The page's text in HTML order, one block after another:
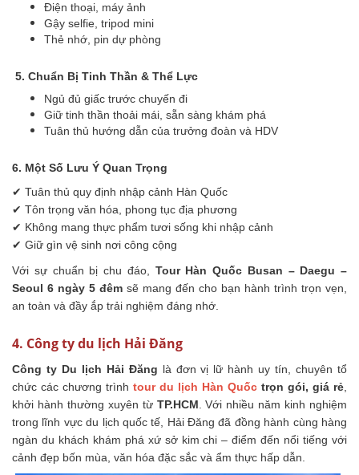
Điện thoại, máy ảnh
Gậy selfie, tripod mini
Thẻ nhớ, pin dự phòng
5. Chuẩn Bị Tinh Thần & Thể Lực
Ngủ đủ giấc trước chuyến đi
Giữ tinh thần thoải mái, sẵn sàng khám phá
Tuân thủ hướng dẫn của trưởng đoàn và HDV
6. Một Số Lưu Ý Quan Trọng
✔ Tuân thủ quy định nhập cảnh Hàn Quốc
✔ Tôn trọng văn hóa, phong tục địa phương
✔ Không mang thực phẩm tươi sống khi nhập cảnh
✔ Giữ gìn vệ sinh nơi công cộng
Với sự chuẩn bị chu đáo, Tour Hàn Quốc Busan – Daegu –
Seoul 6 ngày 5 đêm sẽ mang đến cho bạn hành trình trọn vẹn,
an toàn và đầy ắp trải nghiệm đáng nhớ.
4. Công ty du lịch Hải Đăng
Công ty Du lịch Hải Đăng là đơn vị lữ hành uy tín, chuyên tổ
chức các chương trình tour du lịch Hàn Quốc trọn gói, giá rẻ
khởi hành thường xuyên từ TP.HCM . Với nhiều năm kinh nghiệm
trong lĩnh vực du lịch quốc tế, Hải Đăng đã đồng hành cùng hàng
ngàn du khách khám phá xứ sở kim chi – điểm đến nổi tiếng với
cảnh đẹp bốn mùa, văn hóa đặc sắc và ẩm thực hấp dẫn.